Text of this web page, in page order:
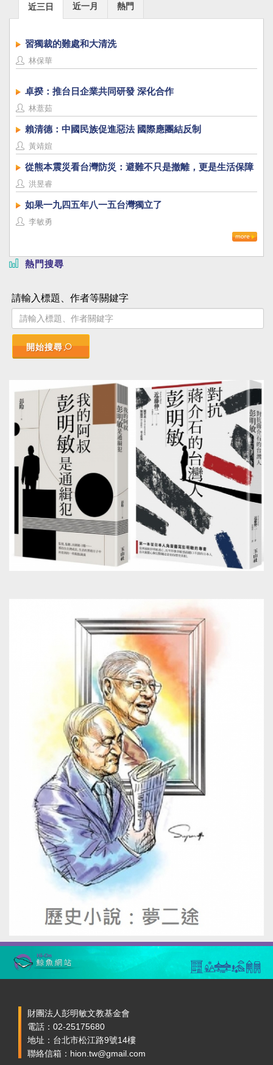
近三日 近一月 熱門
習獨裁的難處和大清洗
林保華
卓揆：推台日企業共同研發 深化合作
林薏茹
賴清德：中國民族促進惡法 國際應團結反制
黃靖媗
從熊本震災看台灣防災：避難不只是撤離，更是生活保障
洪昱睿
如果一九四五年八一五台灣獨立了
李敏勇
熱門搜尋
請輸入標題、作者等關鍵字
開始搜尋
財團法人彭明敏文教基金會
電話：02-25175680
地址：台北市松江路9號14樓
聯絡信箱：hion.tw@gmail.com